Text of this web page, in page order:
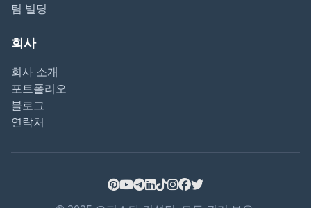
팀 빌딩
회사
회사 소개
포트폴리오
블로그
연락처